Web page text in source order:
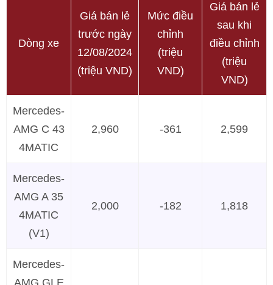
Dòng xe
Giá bán lẻ
trước ngày
12/08/2024
(triệu VND)
Mức điều
chỉnh
(triệu
VND)
Giá bán lẻ
sau khi
điều chỉnh
(triệu
VND)
Mercedes-
AMG C 43
4MATIC
2,960 -361 2,599
Mercedes-
AMG A 35
4MATIC
(V1)
2,000 -182 1,818
Mercedes-